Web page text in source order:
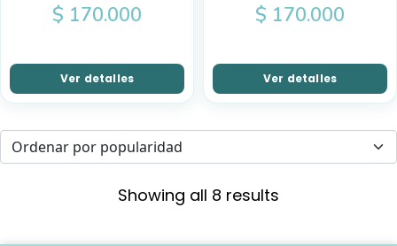
$ 170.000
Ver detalles
$ 170.000
Ver detalles
Showing all 8 results